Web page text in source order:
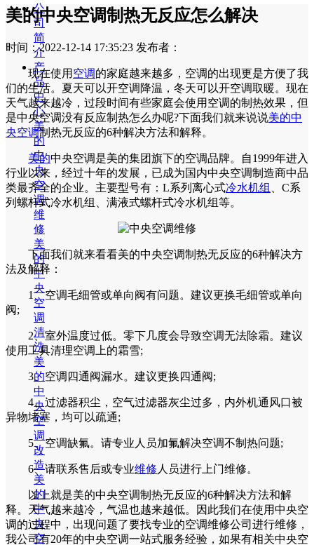
公
司
简
介
产
品
中
心
美
的
中
央
空
调
维
修
美
的
中
央
空
调
清
洗
美
的
中
央
空
调
改
造
美
的
中
央
空
美的中央空调制热无反应怎么解决
时间：2022-12-14 17:35:23 发布者：
现在使用 空调的家庭越来越多，空调的出现更是方便了我
们的生活。夏天可以开空调降温，冬天可以开空调取暖。现在
天气越来越冷，过段时间有些家庭会使用空调的制热效果，但
是中央空调没有反应制热怎么办呢?下面我们就来说说美的中
央空调制热无反应的6种解决方法和解释。
美的中央空调是美的集团旗下的空调品牌。自1999年进入
行业以来，经过十年的发展，已成为国内中央空调制造商中品
类最齐全的企业。主要型号有：L系列离心式冷水机组
、C系
列螺杆式冷水机组、满液式螺杆式冷水机组等。
下面我们就来看看美的中央空调制热无反应的6种解决方
法及解释：
1、空调毛细管或单向阀有问题。建议更换毛细管或单向
阀;
2、室外温度过低。零下几度会导致空调无法除霜。建议
使用工具清理空调上的霜雪;
3、空调四通阀漏水。建议更换四通阀;
4、过滤器积尘，空气过滤器灰尘过多，内外机通风口被
异物堵塞，均可以疏通;
5、空调缺氟。请专业人员加氟解决空调不制热问题;
6、请联系售后或专业维修 人员进行上门维修。
以上就是美的中央空调制热无反应的6种解决方法和解
释。天气越来越冷，气温也越来越低。因此我们在使用中央空
调的过程中，出现问题了要找专业的空调维修公司进行维修，
我公司有20年的中央空调一站式服务经验，如果有相关中央空